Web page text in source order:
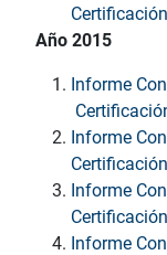
Año 2015
Informe
Informe
Informe
Informe